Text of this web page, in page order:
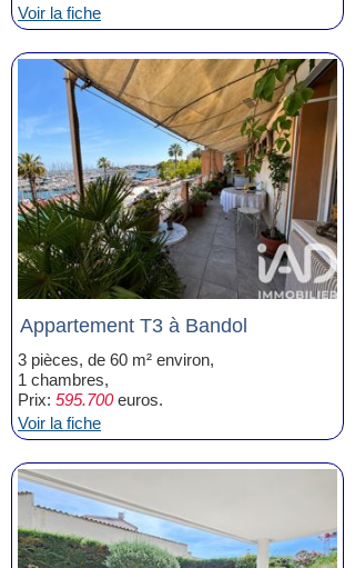
Voir la fiche
Appartement T3 à Bandol
3 pièces, de 60 m² environ,
1 chambres,
Prix: 595.700euros.
Voir la fiche